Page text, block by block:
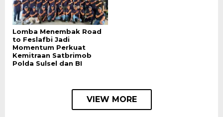
Lomba Menembak Road
to Feslafbi Jadi
Momentum Perkuat
Kemitraan Satbrimob
Polda Sulsel dan BI
VIEW MORE